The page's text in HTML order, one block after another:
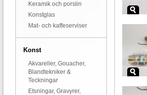
Keramik och porslin
Konstglas
Mat- och kaffeserviser
Konst
Akvareller, Gouacher,
Blandtekniker &
Teckningar
Etsningar, Gravyrer,